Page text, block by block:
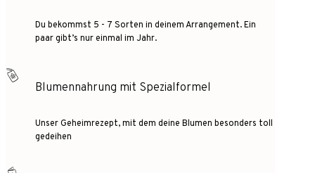
Du bekommst 5 - 7 Sorten in deinem Arrangement. Ein
paar gibt’s nur einmal im Jahr.
Blumennahrung mit Spezialformel
Unser Geheimrezept, mit dem deine Blumen besonders toll
gedeihen